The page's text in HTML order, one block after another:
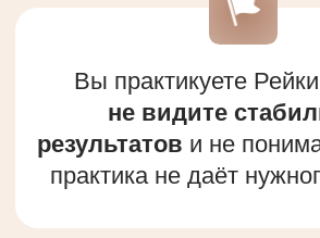
ЗАРЕГИСТРИРУЙТЕСЬ
И ПОЛУЧИТЕ ДОСТУП
ВИБРАЦИОННОЙ СЕССИИ